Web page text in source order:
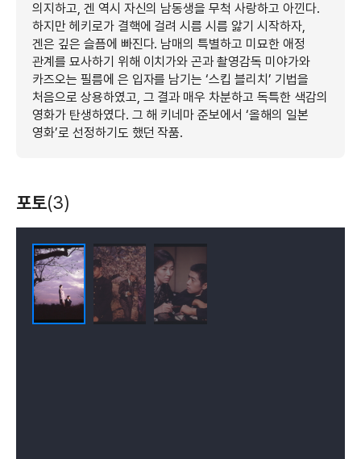
의지하고, 겐 역시 자신의 남동생을 무척 사랑하고 아낀다.
하지만 헤키로가 결핵에 걸려 시름 시름 앓기 시작하자,
겐은 깊은 슬픔에 빠진다. 남매의 특별하고 미묘한 애정
관계를 묘사하기 위해 이치가와 곤과 촬영감독 미야가와
카즈오는 필름에 은 입자를 남기는 ‘스킵 블리치’ 기법을
처음으로 상용하였고, 그 결과 매우 차분하고 독특한 색감의
영화가 탄생하였다. 그 해 키네마 준보에서 ‘올해의 일본
영화’로 선정하기도 했던 작품.
포토(3)